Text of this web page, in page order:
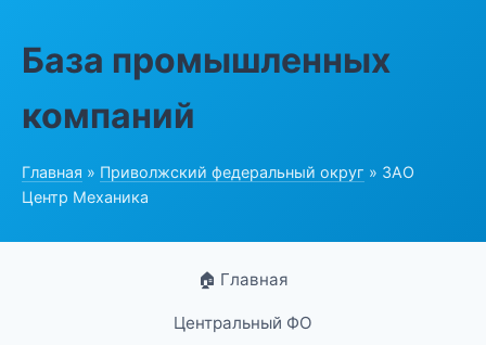
База промышленных
компаний
Главная » Приволжский федеральный округ » ЗАО
Центр Механика
🏠 Главная
Центральный ФО